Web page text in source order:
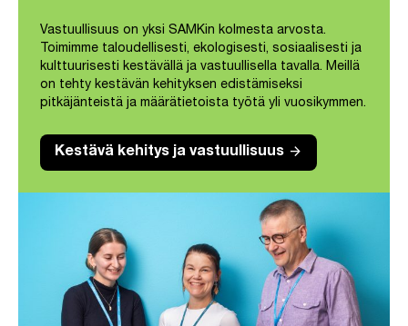
Vastuullisuus on yksi SAMKin kolmesta arvosta.
Toimimme taloudellisesti, ekologisesti, sosiaalisesti ja
kulttuurisesti kestävällä ja vastuullisella tavalla. Meillä
on tehty kestävän kehityksen edistämiseksi
pitkäjänteistä ja määrätietoista työtä yli vuosikymmen.
Kestävä kehitys ja vastuullisuus arrow_forward